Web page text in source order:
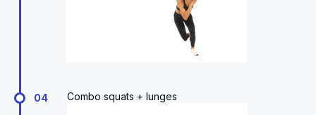
04 Combo squats + lunges